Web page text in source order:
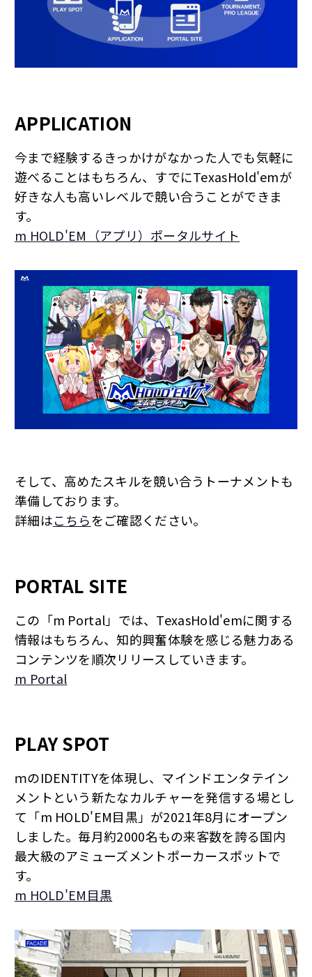
APPLICATION
今まで経験するきっかけがなかった人でも気軽に
遊べることはもちろん、 すでにTexasHold'emが
好きな人も高いレベルで競い合うことができま
す。
m HOLD'EM（アプリ）ポータルサイト
そして、高めたスキルを競い合うトーナメントも
準備しております。
詳細はこちらをご確認ください。
PORTAL SITE
この「m Portal」では、TexasHold'emに関する
情報はもちろん、知的興奮体験を感じる魅力ある
コンテンツを順次リリースしていきます。
m Portal
PLAY SPOT
ｍのIDENTITYを体現し、マインドエンタテイン
メントという新たなカルチャーを発信する場とし
て「m HOLD'EM目黒」が2021年8月にオープン
しました。毎月約2000名もの来客数を誇る国内
最大級のアミューズメントポーカースポットで
す。
m HOLD'EM目黒